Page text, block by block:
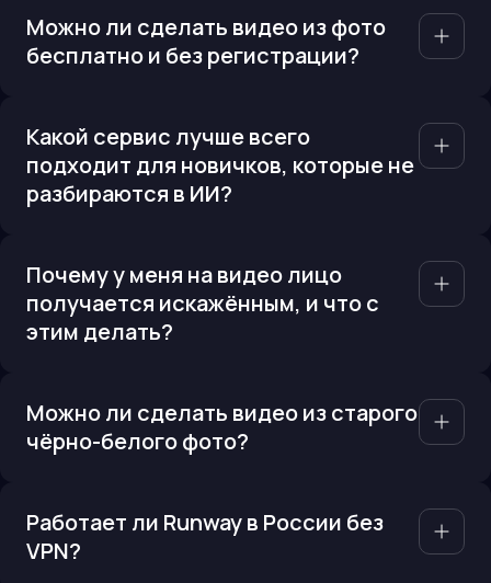
Можно ли сделать видео из фото
бесплатно и без регистрации?
Какой сервис лучше всего
подходит для новичков, которые не
разбираются в ИИ?
Почему у меня на видео лицо
получается искажённым, и что с
этим делать?
Можно ли сделать видео из старого
чёрно-белого фото?
Работает ли Runway в России без
VPN?